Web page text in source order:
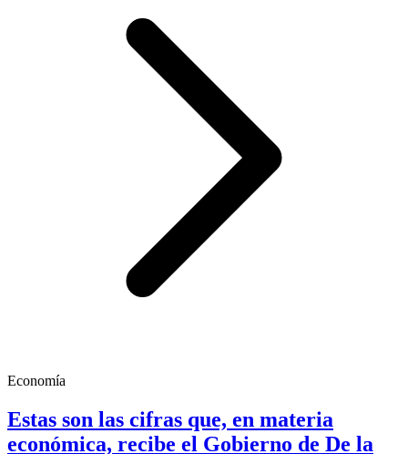
Economía
Estas son las cifras que, en materia
económica, recibe el Gobierno de De la